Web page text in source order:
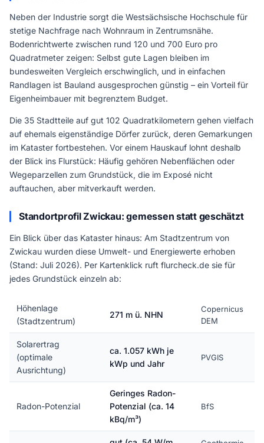
Neben der Industrie sorgt die Westsächsische Hochschule für
stetige Nachfrage nach Wohnraum in Zentrumsnähe.
Bodenrichtwerte zwischen rund 120 und 700 Euro pro
Quadratmeter zeigen: Selbst gute Lagen bleiben im
bundesweiten Vergleich erschwinglich, und in einfachen
Randlagen ist Bauland ausgesprochen günstig – ein Vorteil für
Eigenheimbauer mit begrenztem Budget.
Die 35 Stadtteile auf gut 102 Quadratkilometern gehen vielfach
auf ehemals eigenständige Dörfer zurück, deren Gemarkungen
im Kataster fortbestehen. Vor einem Hauskauf lohnt deshalb
der Blick ins Flurstück: Häufig gehören Nebenflächen oder
Wegeparzellen zum Grundstück, die im Exposé nicht
auftauchen, aber mitverkauft werden.
Standortprofil Zwickau: gemessen statt geschätzt
Ein Blick über das Kataster hinaus: Am Stadtzentrum von
Zwickau wurden diese Umwelt- und Energiewerte erhoben
(Stand: Juli 2026). Per Kartenklick ruft flurcheck.de sie für
jedes Grundstück einzeln ab:
Höhenlage
(Stadtzentrum)
271 m ü. NHN
Copernicus
DEM
Solarertrag
(optimale
Ausrichtung)
ca. 1.057 kWh je
kWp und Jahr
PVGIS
Radon-Potenzial
Geringes Radon-
Potenzial (ca. 14
kBq/m³)
BfS